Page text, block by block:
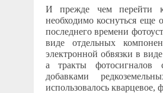
И прежде чем перейти
необходимо коснуться
последнего времени
виде отдельных
электронной обвязки в
а тракты фотосигналов
добавками
использовалось кварцевое,